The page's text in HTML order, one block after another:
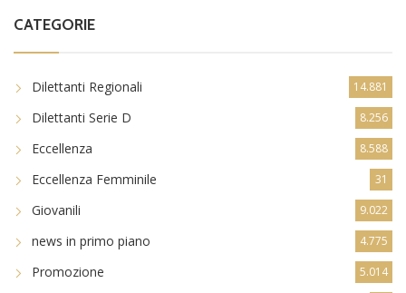
CATEGORIE
Dilettanti Regionali 14.881
Dilettanti Serie D 8.256
Eccellenza 8.588
Eccellenza Femminile 31
Giovanili 9.022
news in primo piano 4.775
Promozione 5.014